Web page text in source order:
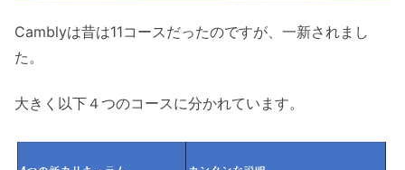
Camblyは昔は11コースだったのですが、一新されまし
た。
大きく以下４つのコースに分かれています。